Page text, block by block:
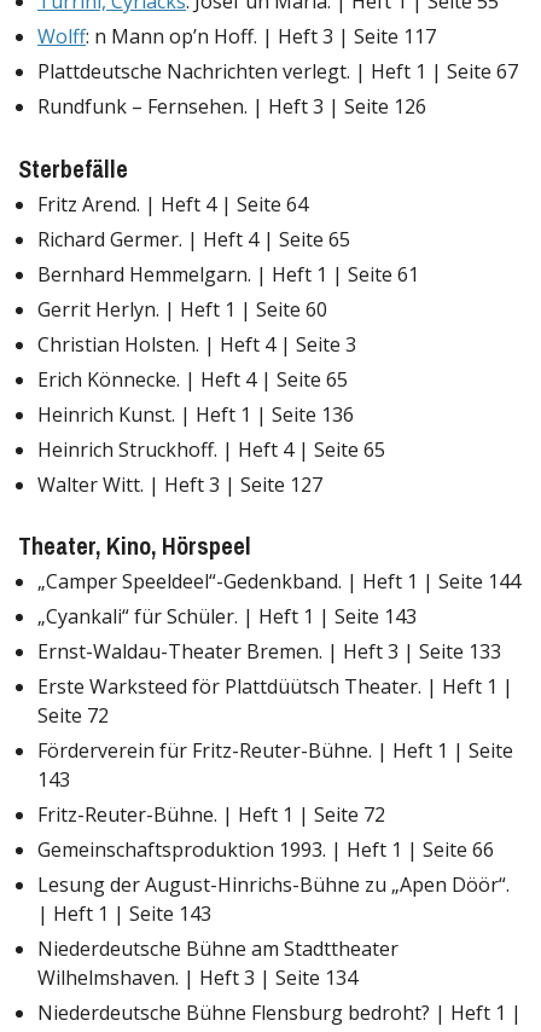
Wolff: n Mann op’n Hoff. | Heft 3 | Seite 117
Plattdeutsche Nachrichten verlegt. | Heft 1 | Seite 67
Rundfunk – Fernsehen. | Heft 3 | Seite 126
Sterbefälle
Fritz Arend. | Heft 4 | Seite 64
Richard Germer. | Heft 4 | Seite 65
Bernhard Hemmelgarn. | Heft 1 | Seite 61
Gerrit Herlyn. | Heft 1 | Seite 60
Christian Holsten. | Heft 4 | Seite 3
Erich Könnecke. | Heft 4 | Seite 65
Heinrich Kunst. | Heft 1 | Seite 136
Heinrich Struckhoff. | Heft 4 | Seite 65
Walter Witt. | Heft 3 | Seite 127
Theater, Kino, Hörspeel
„Camper Speeldeel“-Gedenkband. | Heft 1 | Seite 144
„Cyankali“ für Schüler. | Heft 1 | Seite 143
Ernst-Waldau-Theater Bremen. | Heft 3 | Seite 133
Erste Warksteed för Plattdüütsch Theater. | Heft 1 |
Seite 72
Förderverein für Fritz-Reuter-Bühne. | Heft 1 | Seite
143
Fritz-Reuter-Bühne. | Heft 1 | Seite 72
Gemeinschaftsproduktion 1993. | Heft 1 | Seite 66
Lesung der August-Hinrichs-Bühne zu „Apen Döör“.
| Heft 1 | Seite 143
Niederdeutsche Bühne am Stadttheater
Wilhelmshaven. | Heft 3 | Seite 134
Niederdeutsche Bühne Flensburg bedroht? | Heft 1 |